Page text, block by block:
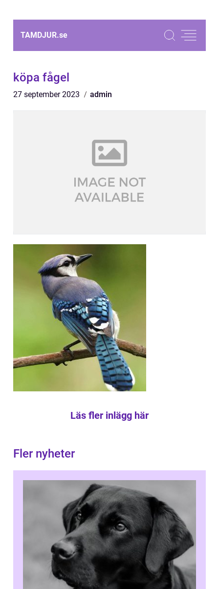
TAMDJUR.se
köpa fågel
27 september 2023 admin
Läs fler inlägg här
Fler nyheter